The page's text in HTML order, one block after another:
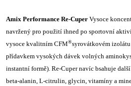
Amix Performance Re-Cuper Vysoce
navržený pro použití ihned po sportovní
vysoce kvalitním CFM®syrovátkovém
přídavkem vysokých dávek volných
instantní formě). Re-Cuper navíc bsahuje
beta-alanin, L-citrulin, glycin, vitamíny a